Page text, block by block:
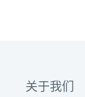
关于我们